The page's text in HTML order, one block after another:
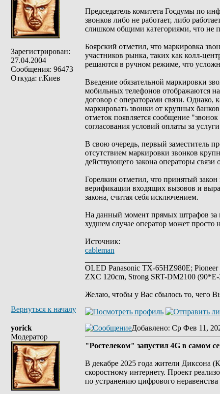
Зарегистрирован:
27.04.2004
Сообщения: 96473
Откуда: г.Киев
Председатель комитета Госдумы по
звонков либо не работает, либо
слишком общими категориями, что не
Боярский отметил, что маркировка
участников рынка, таких как колл-
решаются в ручном режиме, что
Введение обязательной маркировки
мобильных телефонов отображаются
договор с операторами связи. Однако,
маркировать звонки от крупных
отметок появляется сообщение
согласования условий оплаты за
В свою очередь, первый заместитель
отсутствием маркировки звонков
действующего закона операторы
Горелкин отметил, что принятый
верификации входящих вызовов и
закона, считая себя исключением.
На данный момент прямых штрафов за
худшем случае оператор может просто
Источник:
cableman
OLED Panasonic TX-65HZ980E;
ZXC 120cm, Strong SRT-DM2100
Желаю, чтобы у Вас сбылось то, чего
Вернуться к началу
yorick
Модератор
Добавлено: Ср Фев 11,
"Ростелеком" запустил 4G в самом
В декабре 2025 года жители Диксона
скоростному интернету. Проект
по устранению цифрового